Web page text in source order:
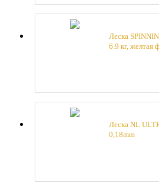
Леска
6.9 кг, желтая
Леска NL
0,18mm